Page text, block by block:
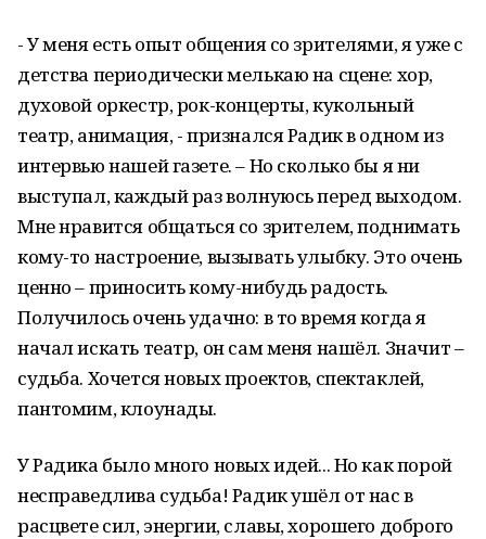
- У меня есть опыт общения со зрителями, я уже с
детства периодически мелькаю на сцене: хор,
духовой оркестр, рок-концерты, кукольный
театр, анимация, - признался Радик в одном из
интервью нашей газете. – Но сколько бы я ни
выступал, каждый раз волнуюсь перед выходом.
Мне нравится общаться со зрителем, поднимать
кому-то настроение, вызывать улыбку. Это очень
ценно – приносить кому-нибудь радость.
Получилось очень удачно: в то время когда я
начал искать театр, он сам меня нашёл. Значит –
судьба. Хочется новых проектов, спектаклей,
пантомим, клоунады.
У Радика было много новых идей... Но как порой
несправедлива судьба! Радик ушёл от нас в
расцвете сил, энергии, славы, хорошего доброго